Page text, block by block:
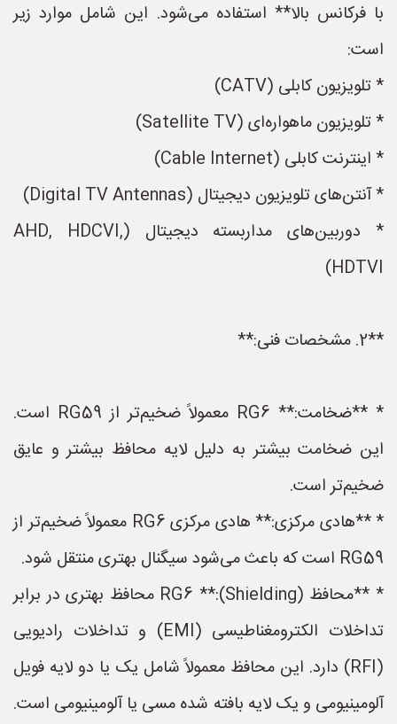
با فرکانس بالا** استفاده می‌شود. این شامل موارد زیر
است:
* تلویزیون کابلی (CATV)
* تلویزیون ماهواره‌ای (Satellite TV)
* اینترنت کابلی (Cable Internet)
* آنتن‌های تلویزیون دیجیتال (Digital TV Antennas)
* دوربین‌های مداربسته دیجیتال (AHD, HDCVI,
HDTVI)
**2. مشخصات فنی:**
* **ضخامت:** RG6 معمولاً ضخیم‌تر از RG59 است.
این ضخامت بیشتر به دلیل لایه محافظ بیشتر و عایق
ضخیم‌تر است.
* **هادی مرکزی:** هادی مرکزی RG6 معمولاً ضخیم‌تر از
RG59 است که باعث می‌شود سیگنال بهتری منتقل شود.
* **محافظ (Shielding):** RG6 محافظ بهتری در برابر
تداخلات الکترومغناطیسی (EMI) و تداخلات رادیویی
(RFI) دارد. این محافظ معمولاً شامل یک یا دو لایه فویل
آلومینیومی و یک لایه بافته شده مسی یا آلومینیومی است.